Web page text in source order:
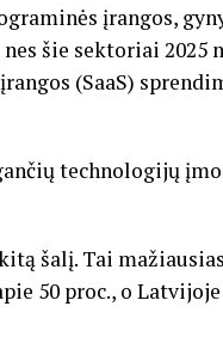
įrangos,
šie sektoriai 2025
(SaaS)
technologijų
šalį. Tai
50 proc., o Latvijoje